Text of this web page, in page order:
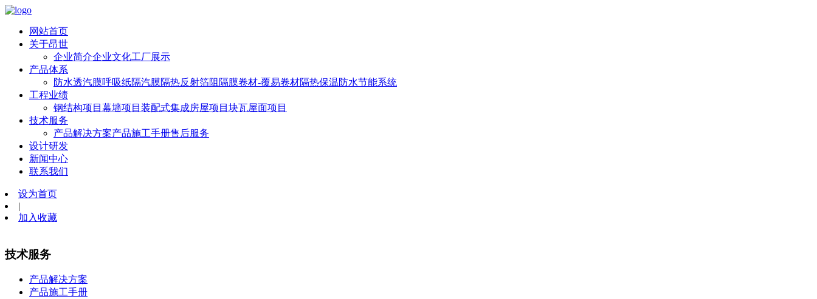
网站首页
关于昂世
企业简介企业文化工厂展示
产品体系
防水透汽膜呼吸纸隔汽膜隔热反射箔阻隔膜卷材-覆易卷材隔热保温防水节能系统
工程业绩
钢结构项目 幕墙项目 装配式集成房屋项目 块瓦屋面项目
技术服务
产品解决方案产品施工手册售后服务
设计研发
新闻中心
联系我们
设为首页
|
加入收藏
技术服务
产品解决方案
产品施工手册